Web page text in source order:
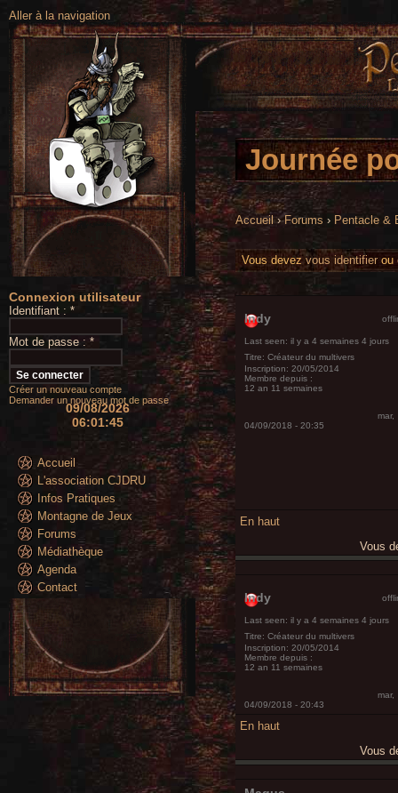
Aller à la navigation
Connexion utilisateur
Identifiant : *
Mot de passe : *
Créer un nouveau compte
Demander un nouveau mot de passe
09/08/2026
06:01:47
Accueil
L'association CJDRU
Infos Pratiques
Montagne de Jeux
Forums
Médiathèque
Agenda
Contact
Journée
Accueil›Forums › Pentacle &
Vous devez vous identifier ou
Indy
Last seen: il y a 4 semaines 4 jours
Titre: Créateur du multivers
Inscription: 20/05/2014
Membre depuis :
12 an 11 semaines
mar,
04/09/2018 - 20:35
En haut
Vous
Indy
Last seen: il y a 4 semaines 4 jours
Titre: Créateur du multivers
Inscription: 20/05/2014
Membre depuis :
12 an 11 semaines
mar,
04/09/2018 - 20:43
En haut
Vous